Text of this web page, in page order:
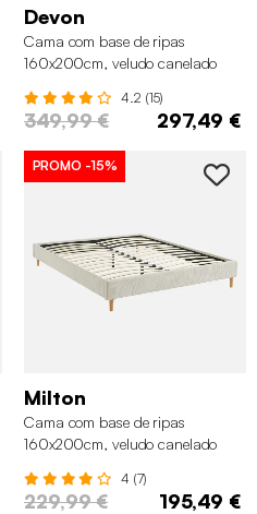
Devon
Cama com base de ripas
160x200cm, veludo canelado
4.2 (15)
349,99 € 297,49 €
PROMO -15%
Milton
Cama com base de ripas
160x200cm, veludo canelado
4 (7)
229,99 € 195,49 €